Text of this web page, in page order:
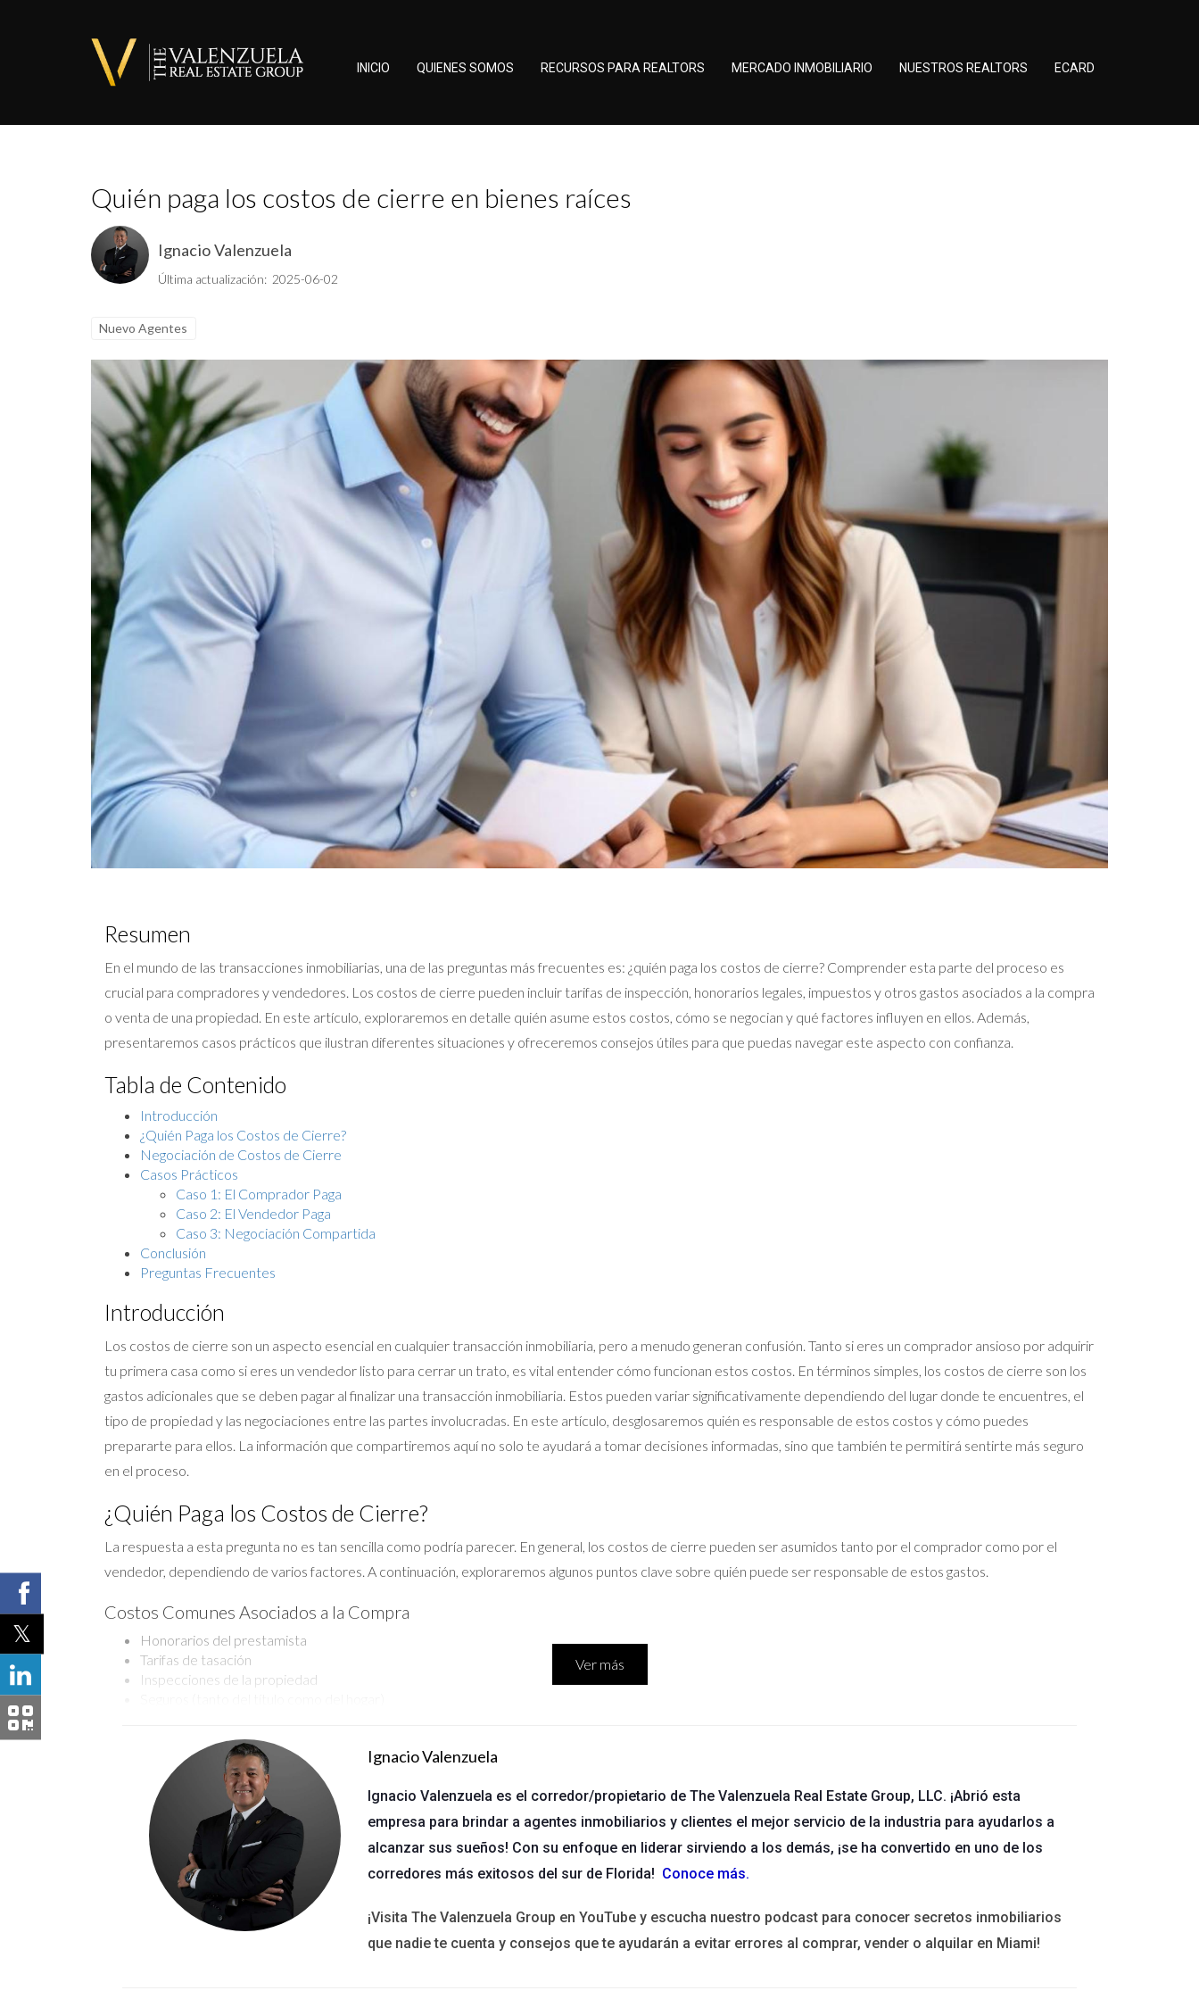
INICIO QUIENES SOMOS RECURSOS PARA REALTORS MERCADO INMOBILIARIO NUESTROS REALTORS ECARD
Quién paga los costos de cierre en bienes raíces
Ignacio Valenzuela
Última actualización: 2025-06-02
Nuevo Agentes
Resumen
En el mundo de las transacciones inmobiliarias, una de las preguntas más frecuentes es: ¿quién paga los costos de cierre? Comprender esta parte del proceso es
crucial para compradores y vendedores. Los costos de cierre pueden incluir tarifas de inspección, honorarios legales, impuestos y otros gastos asociados a la compra
o venta de una propiedad. En este artículo, exploraremos en detalle quién asume estos costos, cómo se negocian y qué factores influyen en ellos. Además,
presentaremos casos prácticos que ilustran diferentes situaciones y ofreceremos consejos útiles para que puedas navegar este aspecto con confianza.
Tabla de Contenido
Introducción
¿Quién Paga los Costos de Cierre?
Negociación de Costos de Cierre
Casos Prácticos
Caso 1: El Comprador Paga
Caso 2: El Vendedor Paga
Caso 3: Negociación Compartida
Conclusión
Preguntas Frecuentes
Introducción
Los costos de cierre son un aspecto esencial en cualquier transacción inmobiliaria, pero a menudo generan confusión. Tanto si eres un comprador ansioso por adquirir
tu primera casa como si eres un vendedor listo para cerrar un trato, es vital entender cómo funcionan estos costos. En términos simples, los costos de cierre son los
gastos adicionales que se deben pagar al finalizar una transacción inmobiliaria. Estos pueden variar significativamente dependiendo del lugar donde te encuentres, el
tipo de propiedad y las negociaciones entre las partes involucradas. En este artículo, desglosaremos quién es responsable de estos costos y cómo puedes
prepararte para ellos. La información que compartiremos aquí no solo te ayudará a tomar decisiones informadas, sino que también te permitirá sentirte más seguro
en el proceso.
¿Quién Paga los Costos de Cierre?
La respuesta a esta pregunta no es tan sencilla como podría parecer. En general, los costos de cierre pueden ser asumidos tanto por el comprador como por el
vendedor, dependiendo de varios factores. A continuación, exploraremos algunos puntos clave sobre quién puede ser responsable de estos gastos.
Costos Comunes Asociados a la Compra
Honorarios del prestamista
Tarifas de tasación
Inspecciones de la propiedad
Responsabilidades del Comprador y Vendedor
Por lo general, el comprador suele asumir la mayoría de los costos relacionados con la obtención del préstamo y la inspección de la propiedad. Sin embargo, el
vendedor también puede estar obligado a cubrir ciertos gastos, especialmente aquellos que son necesarios para completar la venta.
Negociación de Costos de Cierre
Uno de los aspectos más interesantes sobre los costos de cierre es que son negociables. Esto significa que tanto compradores como vendedores pueden discutir
quién asumirá qué gastos antes de cerrar el trato. Es fundamental tener una comunicación abierta y honesta durante esta etapa.
Ver más
Ignacio Valenzuela
Ignacio Valenzuela es el corredor/propietario de The Valenzuela Real Estate Group, LLC. ¡Abrió esta
empresa para brindar a agentes inmobiliarios y clientes el mejor servicio de la industria para ayudarlos a
alcanzar sus sueños! Con su enfoque en liderar sirviendo a los demás, ¡se ha convertido en uno de los
corredores más exitosos del sur de Florida! Conoce más.
¡Visita The Valenzuela Group en YouTube y escucha nuestro podcast para conocer secretos inmobiliarios
que nadie te cuenta y consejos que te ayudarán a evitar errores al comprar, vender o alquilar en Miami!